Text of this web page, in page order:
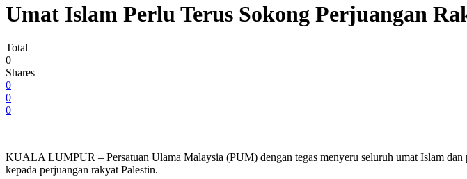
Umat Islam Perlu Terus Sokong Perjuangan
Total
0
Shares
0
0
0
KUALA LUMPUR – Persatuan Ulama Malaysia (PUM) dengan tegas menyeru seluruh umat Islam
kepada perjuangan rakyat Palestin.